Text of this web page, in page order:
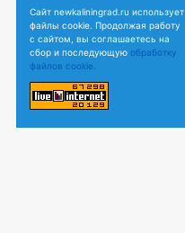
Сайт newkaliningrad.ru использует
файлы cookie. Продолжая работу
с сайтом, вы соглашаетесь на
сбор и последующую обработку
файлов cookie.